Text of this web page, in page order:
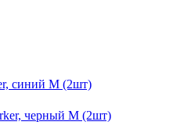
синий M (2шт)